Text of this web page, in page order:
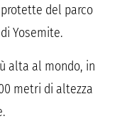
del parco
Yosemite.
alta al mondo, in
metri di altezza